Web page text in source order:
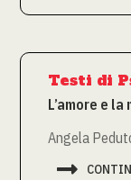
Testi di
L’amore e
Angela
